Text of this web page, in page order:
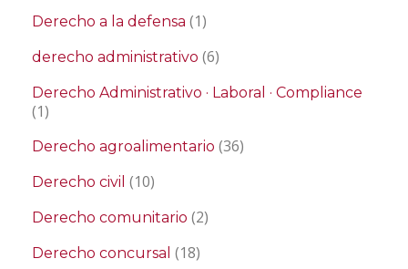
Derecho a la defensa (1)
derecho administrativo (6)
Derecho Administrativo · Laboral · Compliance
(1)
Derecho agroalimentario (36)
Derecho civil (10)
Derecho comunitario (2)
Derecho concursal (18)